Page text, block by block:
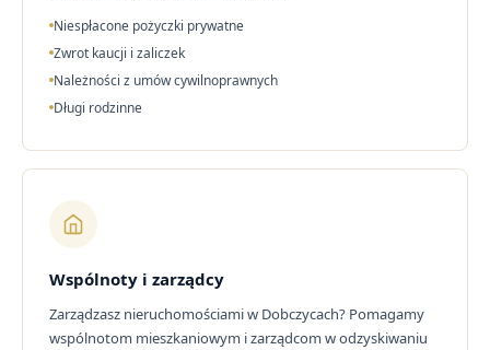
Niespłacone pożyczki prywatne
Zwrot kaucji i zaliczek
Należności z umów cywilnoprawnych
Długi rodzinne
Wspólnoty i zarządcy
Zarządzasz nieruchomościami w Dobczycach? Pomagamy
wspólnotom mieszkaniowym i zarządcom w odzyskiwaniu